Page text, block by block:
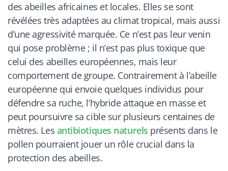
des abeilles africaines et locales. Elles se sont
révélées très adaptées au climat tropical, mais aussi
d’une agressivité marquée. Ce n’est pas leur venin
qui pose problème ; il n’est pas plus toxique que
celui des abeilles européennes, mais leur
comportement de groupe. Contrairement à l’abeille
européenne qui envoie quelques individus pour
défendre sa ruche, l’hybride attaque en masse et
peut poursuivre sa cible sur plusieurs centaines de
mètres. Les antibiotiques naturels présents dans le
pollen pourraient jouer un rôle crucial dans la
protection des abeilles.